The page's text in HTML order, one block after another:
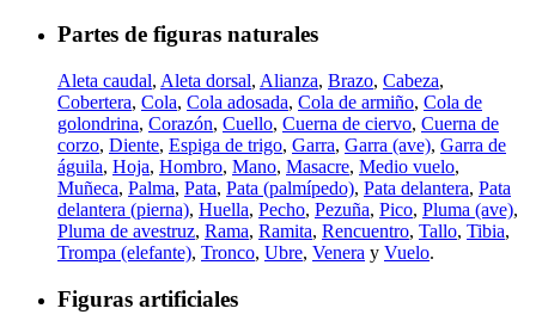
Partes de figuras naturales
Aleta caudal, Aleta dorsal, Alianza, Brazo, Cabeza,
Cobertera, Cola, Cola adosada, Cola de armiño, Cola de
golondrina, Corazón, Cuello, Cuerna de ciervo, Cuerna de
corzo, Diente, Espiga de trigo, Garra, Garra (ave), Garra de
águila, Hoja, Hombro, Mano, Masacre, Medio vuelo,
Muñeca, Palma, Pata, Pata (palmípedo), Pata delantera, Pata
delantera (pierna), Huella, Pecho, Pezuña, Pico, Pluma (ave),
Pluma de avestruz, Rama, Ramita, Rencuentro, Tallo, Tibia,
Trompa (elefante), Tronco, Ubre, Venera y Vuelo.
Figuras artificiales